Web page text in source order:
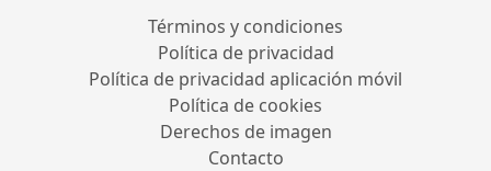
Términos y condiciones
Política de privacidad
Política de privacidad aplicación móvil
Política de cookies
Derechos de imagen
Contacto